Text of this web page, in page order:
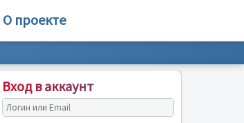
О проекте
Вход в аккаунт